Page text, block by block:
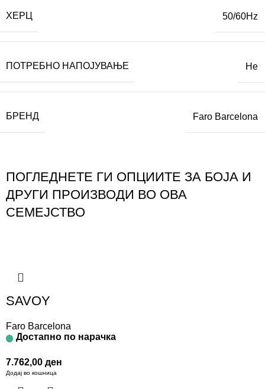
ХЕРЦ 50/60Hz
ПОТРЕБНО НАПОЈУВАЊЕ Не
БРЕНД Faro Barcelona
ПОГЛЕДНЕТЕ ГИ ОПЦИИТЕ ЗА БОЈА И
ДРУГИ ПРОИЗВОДИ ВО ОВА
СЕМЕЈСТВО
SAVOY
Faro Barcelona
Достапно по нарачка
7.762,00 ден
Додај во кошница